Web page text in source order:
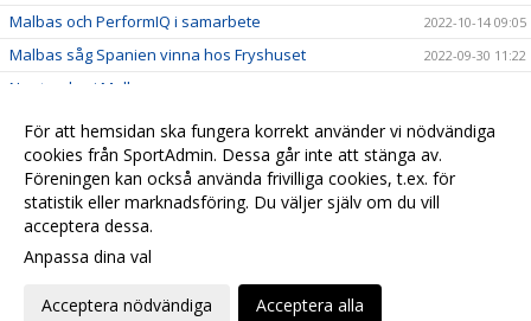
Malbas och PerformIQ i samarbete 2022-10-14 09:05
Malbas såg Spanien vinna hos Fryshuset 2022-09-30 11:22
Ny styrelse i Malbas
Scandic ny partner till Malbas
2022-09-23 11:19
Lorem ipsum 2020-12-11 15:11
inställningar
Webbversion
För att hemsidan ska fungera korrekt använder vi nödvändiga
cookies från SportAdmin. Dessa går inte att stänga av.
Föreningen kan också använda frivilliga cookies, t.ex. för
statistik eller marknadsföring. Du väljer själv om du vill
acceptera dessa.
Anpassa dina val
Acceptera nödvändiga Acceptera alla